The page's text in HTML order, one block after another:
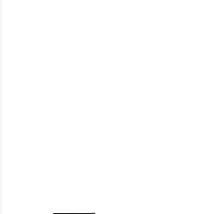
《《llゞゞ
. ,ｮｮ
ヾ